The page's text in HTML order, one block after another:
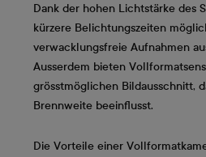
Dank der hohen Lichtstärke des
kürzere Belichtungszeiten
verwacklungsfreie Aufnahmen
Ausserdem bieten
grösstmöglichen Bildausschnitt,
Brennweite beeinflusst.
Die Vorteile einer